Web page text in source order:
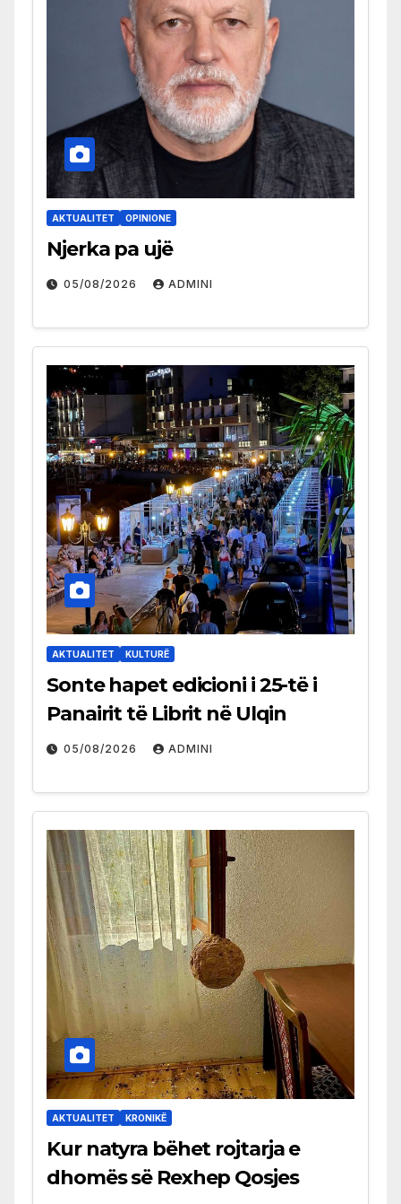
AKTUALITET OPINIONE
Njerka pa ujë
05/08/2026 ADMINI
AKTUALITET KULTURË
Sonte hapet edicioni i 25-të i
Panairit të Librit në Ulqin
05/08/2026 ADMINI
AKTUALITET KRONIKË
Kur natyra bëhet rojtarja e
dhomës së Rexhep Qosjes